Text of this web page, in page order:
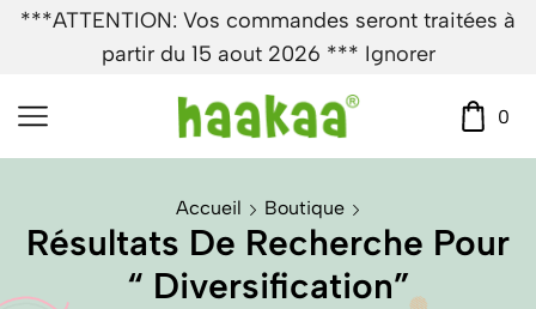
***ATTENTION: Vos commandes seront traitées à
partir du 15 aout 2026 *** Ignorer
0
Accueil Boutique
Résultats De Recherche Pour
“ Diversification”